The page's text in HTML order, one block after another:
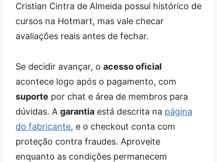
Cristian Cintra de Almeida possui histórico de
cursos na Hotmart, mas vale checar
avaliações reais antes de fechar.
Se decidir avançar, o acesso oficial
acontece logo após o pagamento, com
suporte por chat e área de membros para
dúvidas. A garantia está descrita na página
do fabricante, e o checkout conta com
proteção contra fraudes. Aproveite
enquanto as condições permanecem